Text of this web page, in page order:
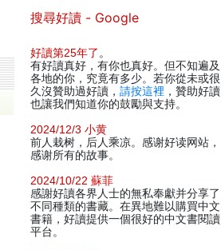
搜尋好讀 - Google
好讀第25年了 。
有好讀真好，有你也真好。但不知遍及
各地的你，究竟有多少。若你從未或很
久沒贊助過好讀， 請按這裡 ，贊助好讀
也讓我們知道你的鼓勵與支持。
2024/12/3 小黄
前人栽树，后人乘凉。感谢好读网站，
感谢所有的故事。
2024/10/22 蘇菲
感謝好讀各界人士的無私奉獻并分享了
不同種類的書藏。在異地難以購買中文
書籍，好讀提供一個很好的中文書閱讀
平台。